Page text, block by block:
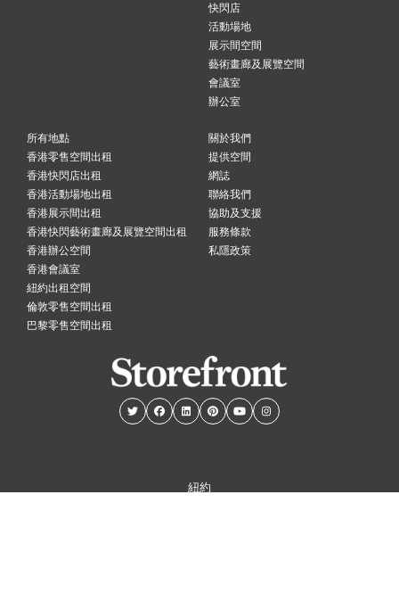
快閃店
活動場地
展示間空間
藝術畫廊及展覽空間
會議室
辦公室
所有地點
香港零售空間出租
香港快閃店出租
香港活動場地出租
香港展示間出租
香港快閃藝術畫廊及展覽空間出租
香港辦公空間
香港會議室
紐約出租空間
倫敦零售空間出租
巴黎零售空間出租
關於我們
提供空間
網誌
聯絡我們
協助及支援
服務條款
私隱政策
紐約